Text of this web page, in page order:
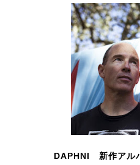
DAPHNI 新作アル